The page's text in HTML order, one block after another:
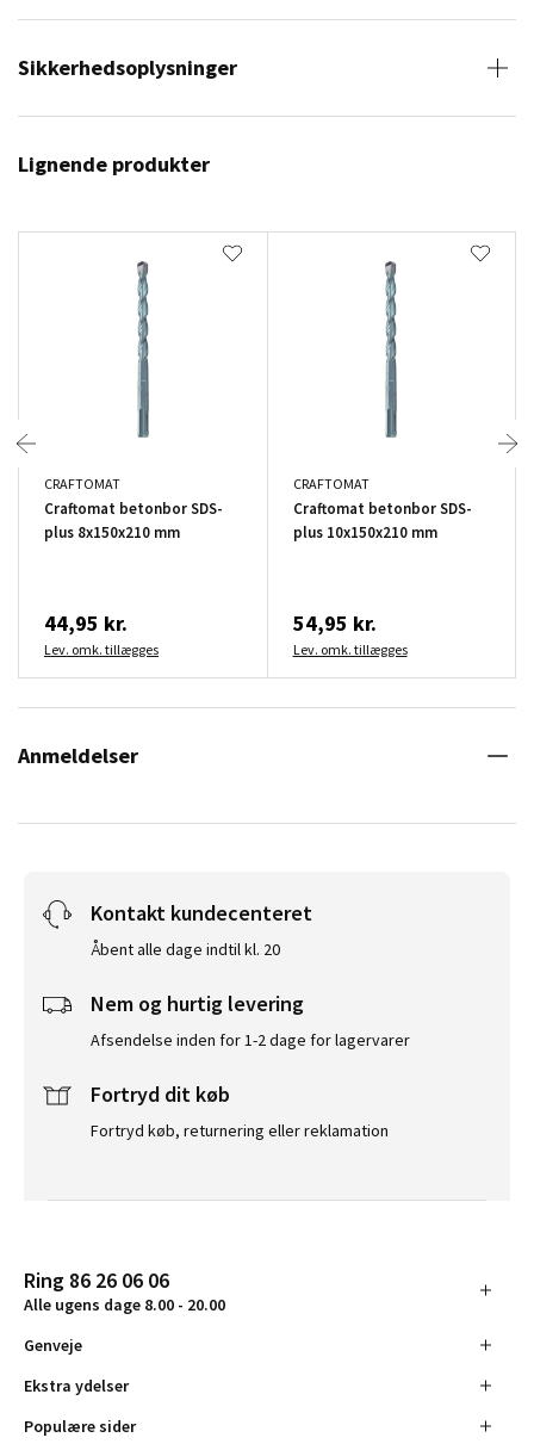
Sikkerhedsoplysninger
Lignende produkter
CRAFTOMAT
Craftomat betonbor SDS-
plus 8x150x210 mm
44,95 kr.
Lev. omk. tillægges
CRAFTOMAT
Craftomat betonbor SDS-
plus 10x150x210 mm
54,95 kr.
Lev. omk. tillægges
Anmeldelser
Kontakt kundecenteret
Åbent alle dage indtil kl. 20
Nem og hurtig levering
Afsendelse inden for 1-2 dage for lagervarer
Fortryd dit køb
Fortryd køb, returnering eller reklamation
Ring 86 26 06 06
Alle ugens dage 8.00 - 20.00
Genveje
Ekstra ydelser
Populære sider